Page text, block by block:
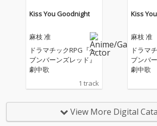
Kiss You Goodnight
麻枝 准
ドラマチックRPG『ヘ
ブンバーンズレッド』
劇中歌
1 track
Kiss
麻枝 准
ドラマ
ブンバ
劇中歌
View More Digital